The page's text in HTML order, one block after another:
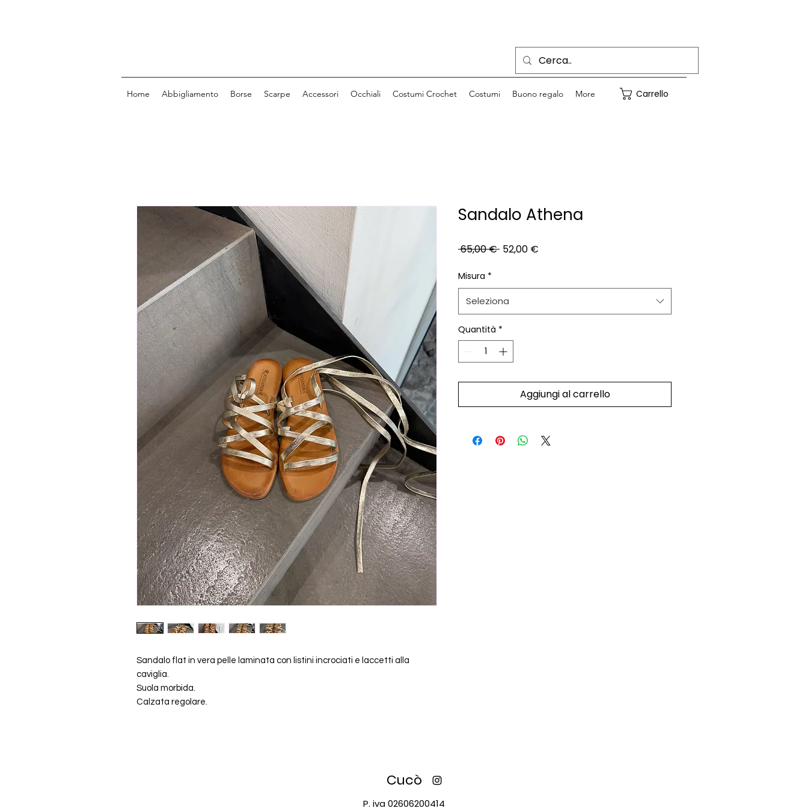
Home Abbigliamento Borse Scarpe Accessori Occhiali Costumi Crochet Costumi Buono regalo More Carrello
Sandalo flat in vera pelle laminata con listini incrociati e laccetti alla
caviglia.
Suola morbida.
Calzata regolare.
Sandalo Athena
65,00 € Prezzo
52,00 €
Misura *
Seleziona
Quantità *
Aggiungi al carrello
Cucò
P. iva 02606200414